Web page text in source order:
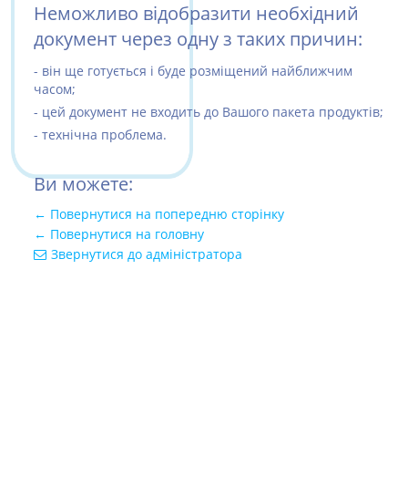
Неможливо відобразити необхідний
документ через одну з таких причин:
- він ще готується і буде розміщений найближчим
часом;
- цей документ не входить до Вашого пакета продуктів;
- технічна проблема.
Ви можете:
← Повернутися на попередню сторінку
← Повернутися на головну
Звернутися до адміністратора